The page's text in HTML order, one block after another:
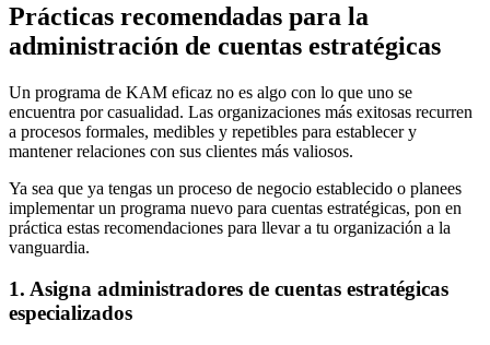
Prácticas recomendadas para la
administración de cuentas estratégicas
Un programa de KAM eficaz no es algo con lo que uno se
encuentra por casualidad. Las organizaciones más exitosas recurren
a procesos formales, medibles y repetibles para establecer y
mantener relaciones con sus clientes más valiosos.
Ya sea que ya tengas un proceso de negocio establecido o planees
implementar un programa nuevo para cuentas estratégicas, pon en
práctica estas recomendaciones para llevar a tu organización a la
vanguardia.
1. Asigna administradores de cuentas estratégicas
especializados